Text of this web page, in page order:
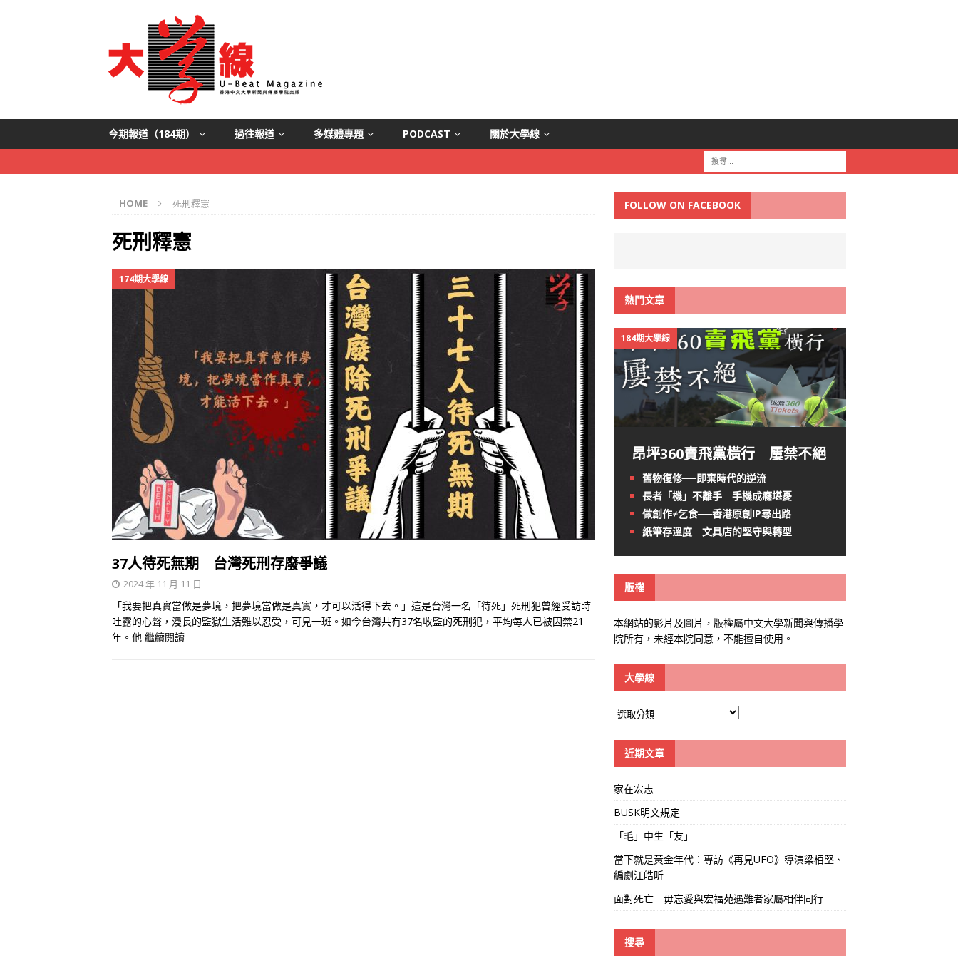
今期報道（184期） 過往報道 多媒體專題 PODCAST 關於大學線
HOME 死刑釋憲
死刑釋憲
174期大學線
37人待死無期 台灣死刑存廢爭議
2024 年 11 月 11 日
「我要把真實當做是夢境，把夢境當做是真實，才可以活得下去。」這是台灣一名「待死」死刑犯曾經受訪時
吐露的心聲，漫長的監獄生活難以忍受，可見一斑。如今台灣共有37名收監的死刑犯，平均每人已被囚禁21
年。他 繼續閱讀
FOLLOW ON FACEBOOK
熱門文章
184期大學線
昂坪360賣飛黨橫行 屢禁不絕
舊物復修──即棄時代的逆流
長者「機」不離手 手機成癮堪憂
做創作≠乞食──香港原創IP尋出路
紙筆存溫度 文具店的堅守與轉型
版權
本網站的影片及圖片，版權屬中文大學新聞與傳播學
院所有，未經本院同意，不能擅自使用。
大學線
大
線
近期文章
家在宏志
BUSK明文規定
「毛」中生「友」
當下就是黃金年代：專訪《再見UFO》導演梁栢堅、
編劇江皓昕
面對死亡 毋忘愛與宏福苑遇難者家屬相伴同行
搜尋